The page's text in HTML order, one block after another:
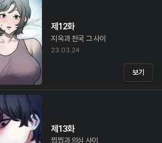
제12화
지옥과 천국 그 사이
23.03.24
보기
제13화
찝찝과 의심 사이